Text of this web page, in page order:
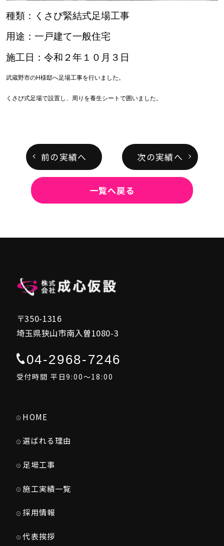
種類：くさび緊結式足場工事
用途：一戸建て一般住宅
施工日：令和２年１０月３日
武蔵野市のH様邸へ足場工事を行いました。
くさび式足場で設置し、周りを養生シートで囲いました。
前の実績へ 次の実績へ
一覧へ戻る
〒350-1316
埼玉県狭山市南入曽1080-3
04-2968-7246
受付時間 平日9:00～18:00
HOME
選ばれる理由
足場工事
施工実績一覧
採用情報
代表挨拶